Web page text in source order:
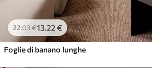
22.03€13.22 €
Foglie di banano lunghe